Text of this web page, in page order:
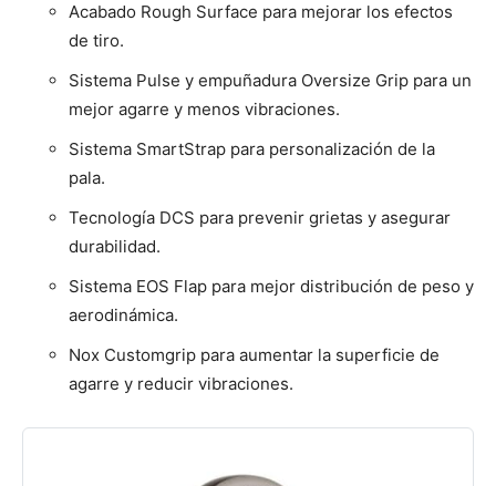
Acabado Rough Surface para mejorar los efectos
de tiro.
Sistema Pulse y empuñadura Oversize Grip para un
mejor agarre y menos vibraciones.
Sistema SmartStrap para personalización de la
pala.
Tecnología DCS para prevenir grietas y asegurar
durabilidad.
Sistema EOS Flap para mejor distribución de peso y
aerodinámica.
Nox Customgrip para aumentar la superficie de
agarre y reducir vibraciones.